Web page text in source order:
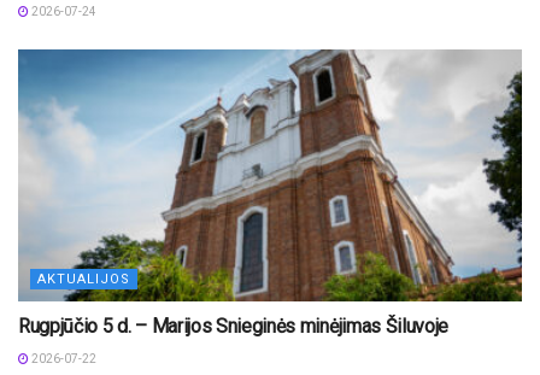
2026-07-24
AKTUALIJOS
Rugpjūčio 5 d. – Marijos Snieginės minėjimas Šiluvoje
2026-07-22